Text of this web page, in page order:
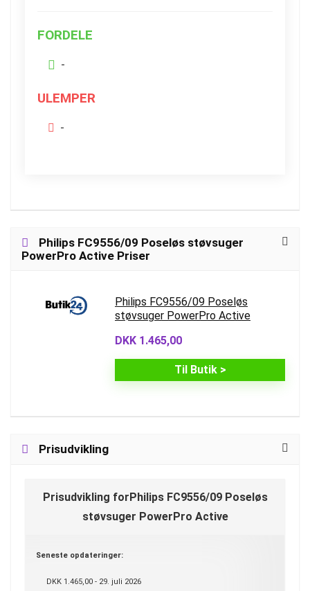
FORDELE
-
ULEMPER
-
Philips FC9556/09 Poseløs støvsuger
PowerPro Active Priser
Philips FC9556/09 Poseløs
støvsuger PowerPro Active
DKK 1.465,00
Til Butik >
Prisudvikling
Prisudvikling forPhilips FC9556/09 Poseløs
støvsuger PowerPro Active
Seneste opdateringer:
DKK 1.465,00 - 29. juli 2026